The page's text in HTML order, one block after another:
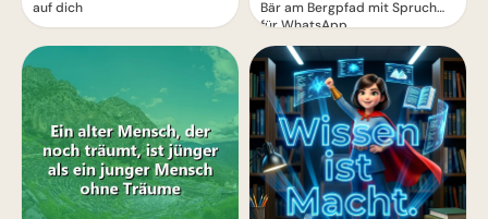
auf dich
Bär am Bergpfad mit Spruch
für WhatsApp